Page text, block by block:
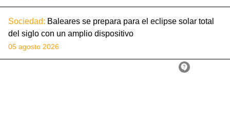
Sociedad: Baleares se prepara para el eclipse solar total
del siglo con un amplio dispositivo
05 agosto 2026